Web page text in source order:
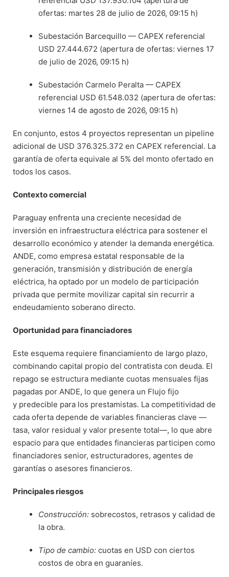
ofertas: martes 28 de julio de 2026, 09:15 h)
Subestación Barcequillo — CAPEX referencial
USD 27.444.672 (apertura de ofertas: viernes 17
de julio de 2026, 09:15 h)
Subestación Carmelo Peralta — CAPEX
referencial USD 61.548.032 (apertura de ofertas:
viernes 14 de agosto de 2026, 09:15 h)
En conjunto, estos 4 proyectos representan un pipeline
adicional de USD 376.325.372 en CAPEX referencial. La
garantía de oferta equivale al 5% del monto ofertado en
todos los casos.
Contexto comercial
Paraguay enfrenta una creciente necesidad de
inversión en infraestructura eléctrica para sostener el
desarrollo económico y atender la demanda energética.
ANDE, como empresa estatal responsable de la
generación, transmisión y distribución de energía
eléctrica, ha optado por un modelo de participación
privada que permite movilizar capital sin recurrir a
endeudamiento soberano directo.
Oportunidad para financiadores
Este esquema requiere financiamiento de largo plazo,
combinando capital propio del contratista con deuda. El
repago se estructura mediante cuotas mensuales fijas
pagadas por ANDE, lo que genera un Flujo fijo
y predecible para los prestamistas. La competitividad de
cada oferta depende de variables financieras clave —
tasa, valor residual y valor presente total—, lo que abre
espacio para que entidades financieras participen como
financiadores senior, estructuradores, agentes de
garantías o asesores financieros.
Principales riesgos
Construcción: sobrecostos, retrasos y calidad de
la obra.
Tipo de cambio: cuotas en USD con ciertos
costos de obra en guaraníes.